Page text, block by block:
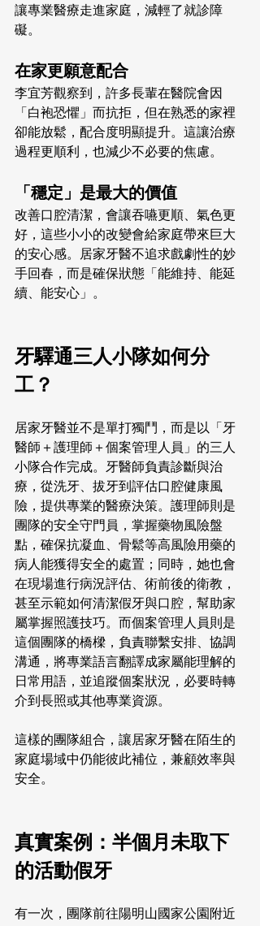
讓專業醫療走進家庭，減輕了就診障
礙。
在家更願意配合
李宜芳觀察到，許多長輩在醫院會因
「白袍恐懼」而抗拒，但在熟悉的家裡
卻能放鬆，配合度明顯提升。這讓治療
過程更順利，也減少不必要的焦慮。
「穩定」是最大的價值
改善口腔清潔，會讓吞嚥更順、氣色更
好，這些小小的改變會給家庭帶來巨大
的安心感。居家牙醫不追求戲劇性的妙
手回春，而是確保狀態「能維持、能延
續、能安心」。
牙驛通三人小隊如何分
工？
居家牙醫並不是單打獨鬥，而是以「牙
醫師＋護理師＋個案管理人員」的三人
小隊合作完成。牙醫師負責診斷與治
療，從洗牙、拔牙到評估口腔健康風
險，提供專業的醫療決策。護理師則是
團隊的安全守門員，掌握藥物風險盤
點，確保抗凝血、骨鬆等高風險用藥的
病人能獲得安全的處置；同時，她也會
在現場進行病況評估、術前後的衛教，
甚至示範如何清潔假牙與口腔，幫助家
屬掌握照護技巧。而個案管理人員則是
這個團隊的橋樑，負責聯繫安排、協調
溝通，將專業語言翻譯成家屬能理解的
日常用語，並追蹤個案狀況，必要時轉
介到長照或其他專業資源。
這樣的團隊組合，讓居家牙醫在陌生的
家庭場域中仍能彼此補位，兼顧效率與
安全。
真實案例：半個月未取下
的活動假牙
有一次，團隊前往陽明山國家公園附近